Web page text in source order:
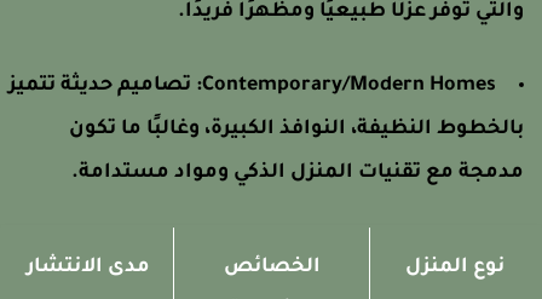
توفر عزلًا طبيعيًا ومظهرًا فريدًا.
Contemporary/Modern Homes: تصاميم حديثة تتميز
النظيفة، النوافذ الكبيرة، وغالبًا ما تكون
مع تقنيات المنزل الذكي ومواد مستدامة.
نوع المنزل
الخصائص
مدى الانتشار